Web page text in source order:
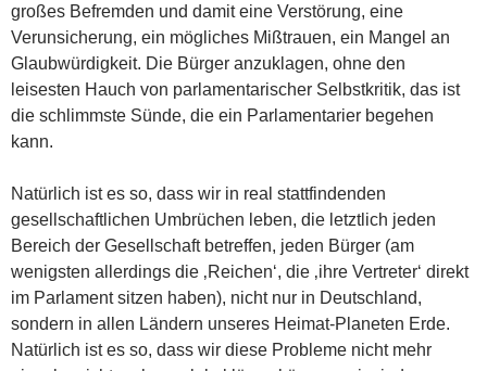
großes Befremden und damit eine Verstörung, eine
Verunsicherung, ein mögliches Mißtrauen, ein Mangel an
Glaubwürdigkeit. Die Bürger anzuklagen, ohne den
leisesten Hauch von parlamentarischer Selbstkritik, das ist
die schlimmste Sünde, die ein Parlamentarier begehen
kann.
Natürlich ist es so, dass wir in real stattfindenden
gesellschaftlichen Umbrüchen leben, die letztlich jeden
Bereich der Gesellschaft betreffen, jeden Bürger (am
wenigsten allerdings die ‚Reichen‘, die ‚ihre Vertreter‘ direkt
im Parlament sitzen haben), nicht nur in Deutschland,
sondern in allen Ländern unseres Heimat-Planeten Erde.
Natürlich ist es so, dass wir diese Probleme nicht mehr